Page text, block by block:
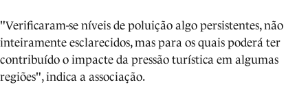
"Verificaram-se níveis de poluição algo persistentes, não
inteiramente esclarecidos, mas para os quais poderá ter
contribuído o impacte da pressão turística em algumas
regiões", indica a associação.